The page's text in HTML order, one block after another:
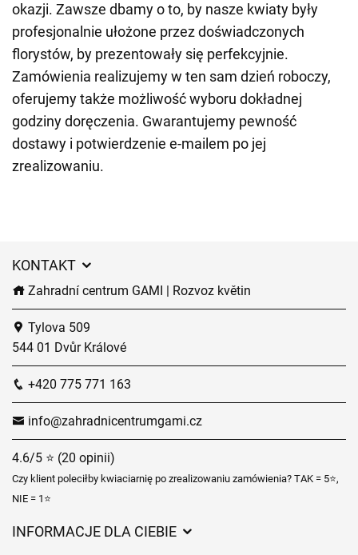
okazji. Zawsze dbamy o to, by nasze kwiaty były
profesjonalnie ułożone przez doświadczonych
florystów, by prezentowały się perfekcyjnie.
Zamówienia realizujemy w ten sam dzień roboczy,
oferujemy także możliwość wyboru dokładnej
godziny doręczenia. Gwarantujemy pewność
dostawy i potwierdzenie e-mailem po jej
zrealizowaniu.
KONTAKT
Zahradní centrum GAMI | Rozvoz květin
Tylova 509
544 01 Dvůr Králové
+420 775 771 163
info@zahradnicentrumgami.cz
4.6/5 ⭐ (20 opinii)
Czy klient poleciłby kwiaciarnię po zrealizowaniu zamówienia? TAK = 5⭐,
NIE = 1⭐
INFORMACJE DLA CIEBIE